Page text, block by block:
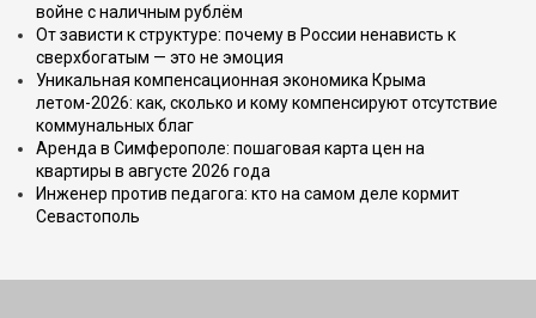
войне с наличным рублём
От зависти к структуре: почему в России ненависть к
сверхбогатым — это не эмоция
Уникальная компенсационная экономика Крыма
летом-2026: как, сколько и кому компенсируют отсутствие
коммунальных благ
Аренда в Симферополе: пошаговая карта цен на
квартиры в августе 2026 года
Инженер против педагога: кто на самом деле кормит
Севастополь